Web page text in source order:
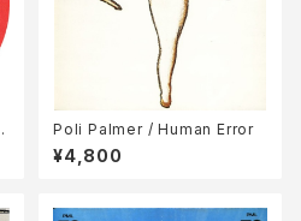
Poli Palmer / Human Error
¥4,800